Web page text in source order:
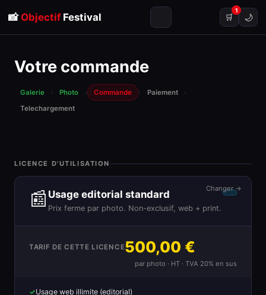
📸 ObjectifFestival 🛒
1
🌙
Votre commande
Galerie › Photo › Commande › Paiement
›
Telechargement
LICENCE D'UTILISATION
📰 Usage editorial standard
Prix ferme par photo. Non-exclusif, web + print.
Changer →
TARIF DE CETTE LICENCE500,00 €
par photo · HT · TVA 20% en sus
Usage web illimite (editorial)